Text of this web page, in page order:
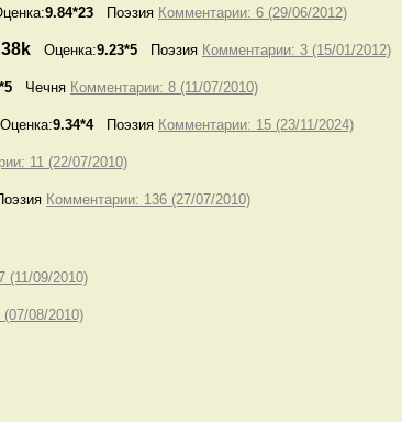
9.84*23 Поэзия Комментарии: 6 (29/06/2012)
38k Оценка:9.23*5 Поэзия Комментарии: 3 (15/01/2012)
Чечня Комментарии: 8 (11/07/2010)
Оценка:9.34*4Поэзия Комментарии: 15 (23/11/2024)
11 (22/07/2010)
Комментарии: 136 (27/07/2010)
(11/09/2010)
08/2010)